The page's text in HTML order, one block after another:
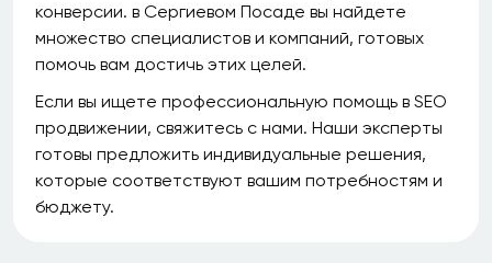
конверсии. в Сергиевом Посаде вы найдете
множество специалистов и компаний, готовых
помочь вам достичь этих целей.
Если вы ищете профессиональную помощь в SEO
продвижении, свяжитесь с нами. Наши эксперты
готовы предложить индивидуальные решения,
которые соответствуют вашим потребностям и
бюджету.